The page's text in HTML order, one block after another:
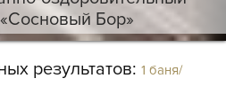
Бор»
результатов: 1 баня/